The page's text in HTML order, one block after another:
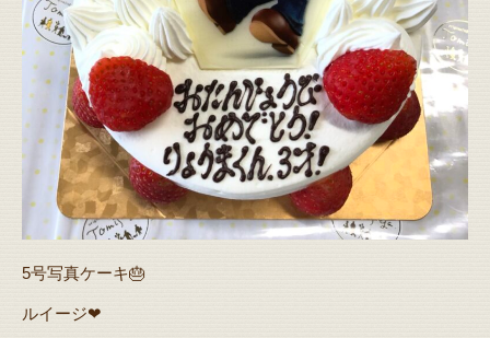
5号写真ケーキ🎂
ルイージ❤